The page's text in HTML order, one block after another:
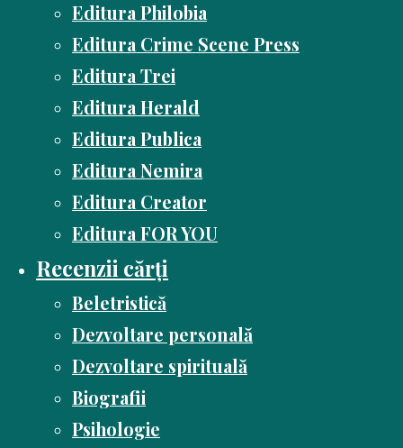
Editura Philobia
Editura Crime Scene Press
Editura Trei
Editura Herald
Editura Publica
Editura Nemira
Editura Creator
Editura FOR YOU
Recenzii cărți
Beletristică
Dezvoltare personală
Dezvoltare spirituală
Biografii
Psihologie